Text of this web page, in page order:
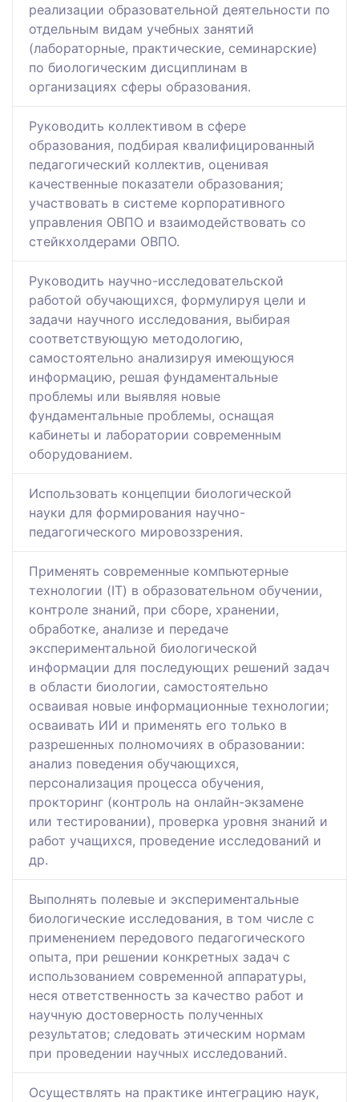
реализации образовательной деятельности по
отдельным видам учебных занятий
(лабораторные, практические, семинарские)
по биологическим дисциплинам в
организациях сферы образования.
Руководить коллективом в сфере
образования, подбирая квалифицированный
педагогический коллектив, оценивая
качественные показатели образования;
участвовать в системе корпоративного
управления ОВПО и взаимодействовать со
стейкхолдерами ОВПО.
Руководить научно-исследовательской
работой обучающихся, формулируя цели и
задачи научного исследования, выбирая
соответствующую методологию,
самостоятельно анализируя имеющуюся
информацию, решая фундаментальные
проблемы или выявляя новые
фундаментальные проблемы, оснащая
кабинеты и лаборатории современным
оборудованием.
Использовать концепции биологической
науки для формирования научно-
педагогического мировоззрения.
Применять современные компьютерные
технологии (IT) в образовательном обучении,
контроле знаний, при сборе, хранении,
обработке, анализе и передаче
экспериментальной биологической
информации для последующих решений задач
в области биологии, самостоятельно
осваивая новые информационные технологии;
осваивать ИИ и применять его только в
разрешенных полномочиях в образовании:
анализ поведения обучающихся,
персонализация процесса обучения,
прокторинг (контроль на онлайн-экзамене
или тестировании), проверка уровня знаний и
работ учащихся, проведение исследований и
др.
Выполнять полевые и экспериментальные
биологические исследования, в том числе с
применением передового педагогического
опыта, при решении конкретных задач с
использованием современной аппаратуры,
неся ответственность за качество работ и
научную достоверность полученных
результатов; следовать этическим нормам
при проведении научных исследований.
Осуществлять на практике интеграцию наук,